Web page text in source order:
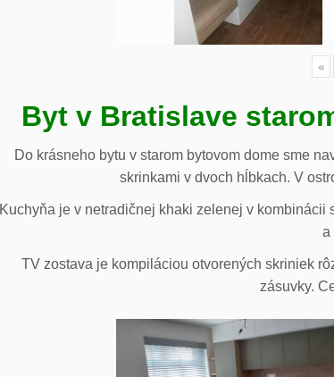
«
Byt v Bratislave
Do krásneho bytu v starom bytovom dome sme
skrinkami v dvoch hĺbkach. V
Kuchyňa je v netradičnej khaki zelenej v
a
TV zostava je kompiláciou otvorených skriniek
zásuvky.